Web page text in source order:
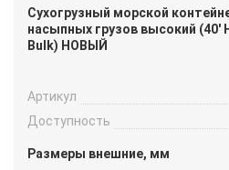
Сухогрузный морской
насыпных грузов высокий (40′
Bulk) НОВЫЙ
Артикул
Доступность
Размеры внешние, мм